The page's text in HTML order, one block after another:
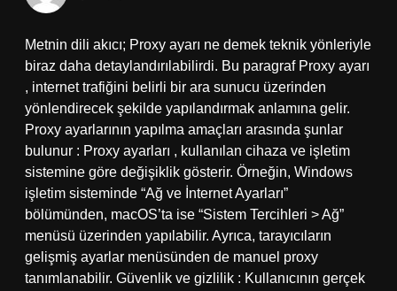
Metnin dili akıcı; Proxy ayarı ne demek teknik yönleriyle
biraz daha detaylandırılabilirdi. Bu paragraf Proxy ayarı
, internet trafiğini belirli bir ara sunucu üzerinden
yönlendirecek şekilde yapılandırmak anlamına gelir.
Proxy ayarlarının yapılma amaçları arasında şunlar
bulunur : Proxy ayarları , kullanılan cihaza ve işletim
sistemine göre değişiklik gösterir. Örneğin, Windows
işletim sisteminde “Ağ ve İnternet Ayarları”
bölümünden, macOS’ta ise “Sistem Tercihleri > Ağ”
menüsü üzerinden yapılabilir. Ayrıca, tarayıcıların
gelişmiş ayarlar menüsünden de manuel proxy
tanımlanabilir. Güvenlik ve gizlilik : Kullanıcının gerçek